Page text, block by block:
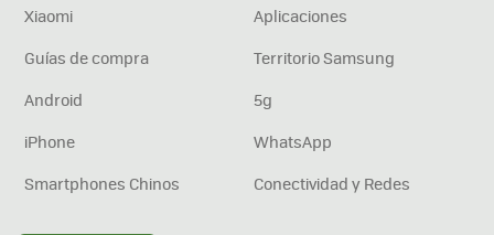
Xiaomi
Aplicaciones
Guías de compra
Territorio Samsung
Android
5g
iPhone
WhatsApp
Smartphones Chinos
Conectividad y Redes